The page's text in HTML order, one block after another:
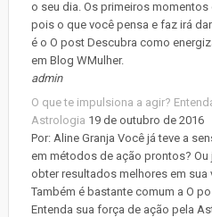
o seu dia. Os primeiros
pois o que você pensa e faz irá
é o O post Descubra como
em Blog WMulher.
admin
O que te impulsiona a agir?
Astrologia 19 de outubro de 2016
Por: Aline Granja Você já teve a
em métodos de ação prontos? Ou
obter resultados melhores em sua
Também é bastante comum a O
Entenda sua força de ação pela